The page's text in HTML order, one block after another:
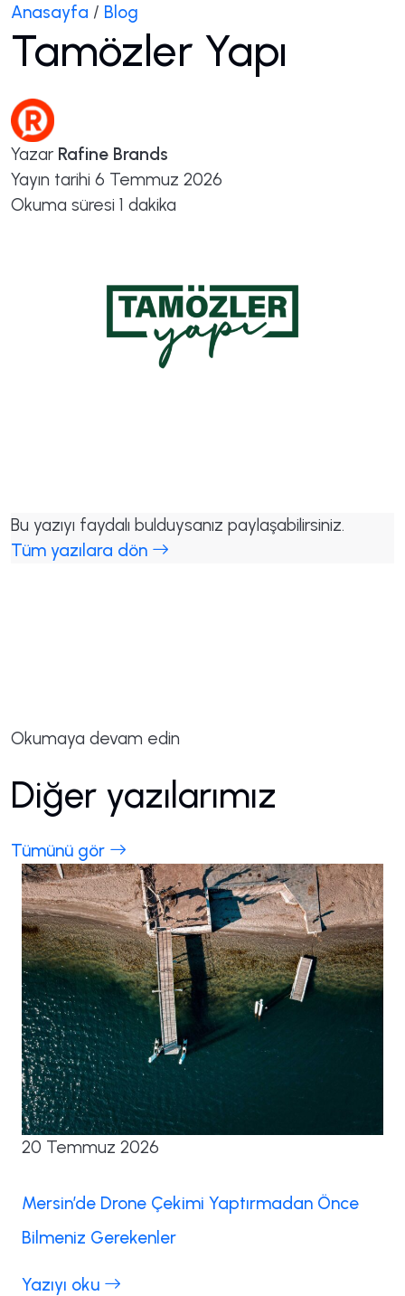
Anasayfa / Blog
Tamözler Yapı
Yazar Rafine Brands
Yayın tarihi 6 Temmuz 2026
Okuma süresi 1 dakika
Bu yazıyı faydalı bulduysanız paylaşabilirsiniz.
Tüm yazılara dön
Okumaya devam edin
Diğer yazılarımız
Tümünü gör
20 Temmuz 2026
Mersin’de Drone Çekimi Yaptırmadan Önce
Bilmeniz Gerekenler
Yazıyı oku